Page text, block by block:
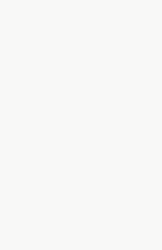
На
24-летняя